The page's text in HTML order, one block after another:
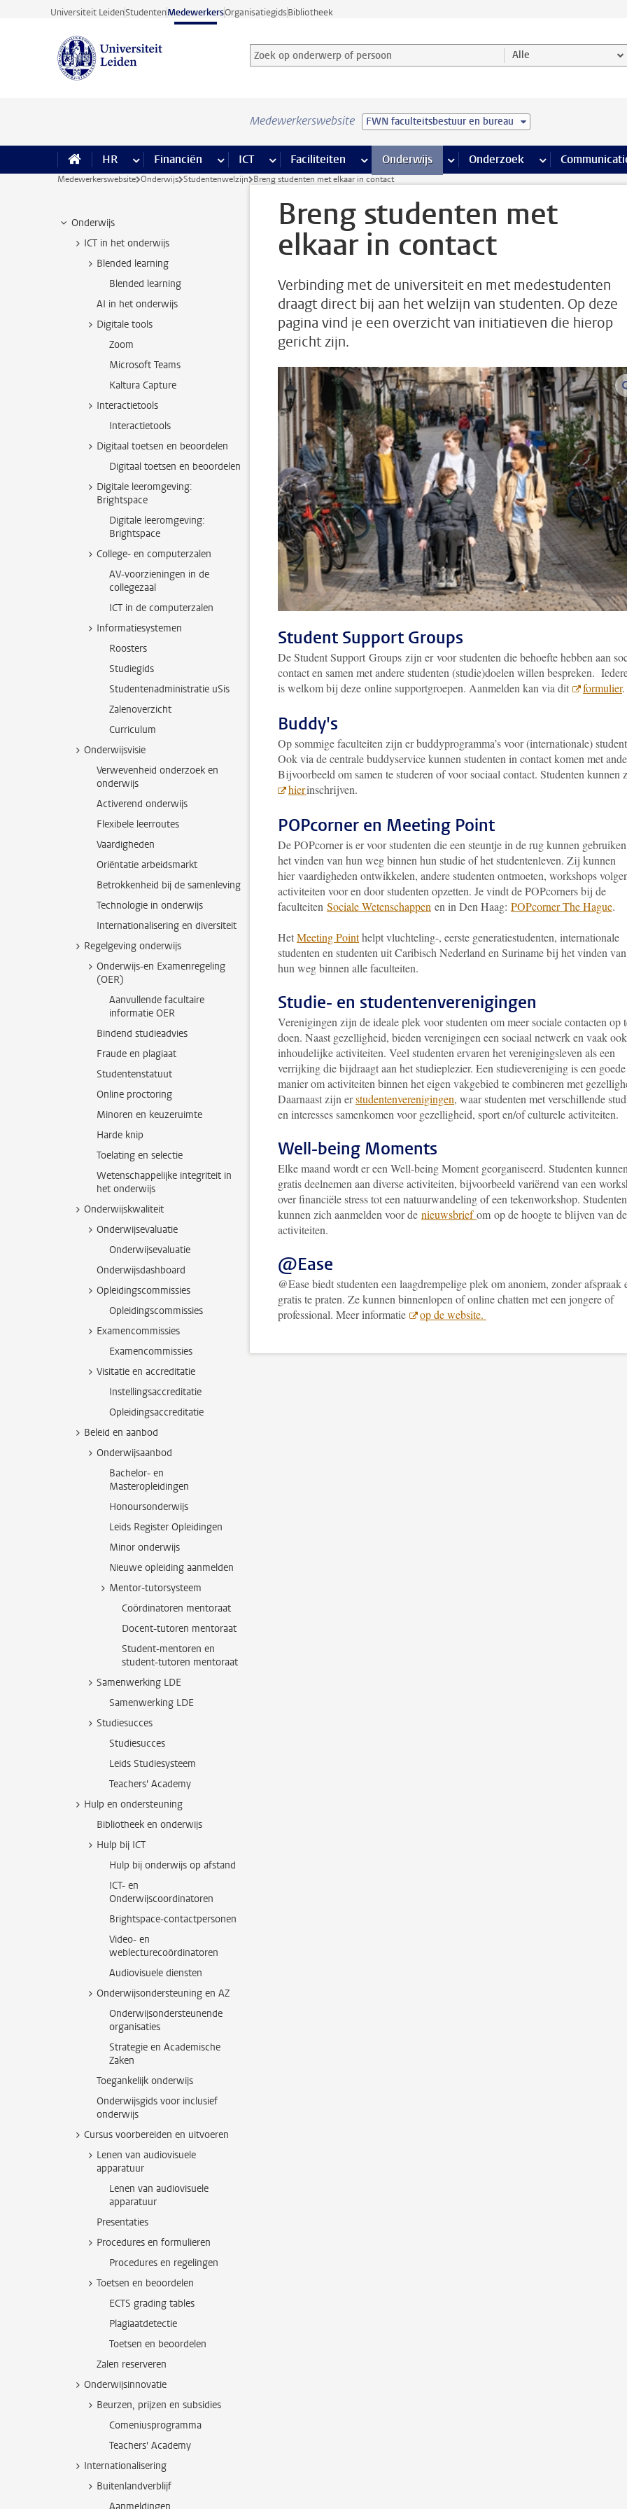
Ga direct naar de inhoud
Universiteit LeidenStudentenMedewerkersOrganisatiegidsBibliotheek
Zoek op onderwerp of persoon en selecteer categorie
Zoekterm Alle
Medewerkerswebsite FWN faculteitsbestuur en bureau
HR meer HR pagina’s
Financiën meer Financiën pagina’s
ICT meer ICT pagina’s
Faciliteiten meer Faciliteiten pagina’s
Onderwijs meer Onderwijs pagina’s
Onderzoek meer Onderzoek
Medewerkerswebsite Onderwijs Studentenwelzijn Breng studenten met elkaar in contact
Onderwijs
ICT in het onderwijs
Blended learning
Blended learning
AI in het onderwijs
Digitale tools
Zoom
Microsoft Teams
Kaltura Capture
Interactietools
Interactietools
Digitaal toetsen en beoordelen
Digitaal toetsen en beoordelen
Digitale leeromgeving:
Brightspace
Digitale leeromgeving:
Brightspace
College- en computerzalen
AV-voorzieningen in de
collegezaal
ICT in de computerzalen
Informatiesystemen
Roosters
Studiegids
Studentenadministratie uSis
Zalenoverzicht
Curriculum
Onderwijsvisie
Verwevenheid onderzoek en
onderwijs
Activerend onderwijs
Flexibele leerroutes
Vaardigheden
Oriëntatie arbeidsmarkt
Betrokkenheid bij de samenleving
Technologie in onderwijs
Internationalisering en diversiteit
Regelgeving onderwijs
Onderwijs-en Examenregeling
(OER)
Aanvullende facultaire
informatie OER
Bindend studieadvies
Fraude en plagiaat
Studentenstatuut
Online proctoring
Minoren en keuzeruimte
Harde knip
Toelating en selectie
Wetenschappelijke integriteit in
het onderwijs
Onderwijskwaliteit
Onderwijsevaluatie
Onderwijsevaluatie
Onderwijsdashboard
Opleidingscommissies
Opleidingscommissies
Examencommissies
Examencommissies
Visitatie en accreditatie
Instellingsaccreditatie
Opleidingsaccreditatie
Beleid en aanbod
Onderwijsaanbod
Bachelor- en
Masteropleidingen
Honoursonderwijs
Leids Register Opleidingen
Minor onderwijs
Nieuwe opleiding aanmelden
Mentor-tutorsysteem
Coördinatoren mentoraat
Docent-tutoren mentoraat
Student-mentoren en
student-tutoren mentoraat
Samenwerking LDE
Samenwerking LDE
Studiesucces
Studiesucces
Leids Studiesysteem
Teachers' Academy
Hulp en ondersteuning
Bibliotheek en onderwijs
Hulp bij ICT
Hulp bij onderwijs op afstand
ICT- en
Onderwijscoordinatoren
Brightspace-contactpersonen
Video- en
weblecturecoördinatoren
Audiovisuele diensten
Onderwijsondersteuning en AZ
Onderwijsondersteunende
organisaties
Strategie en Academische
Zaken
Toegankelijk onderwijs
Onderwijsgids voor inclusief
onderwijs
Cursus voorbereiden en uitvoeren
Lenen van audiovisuele
apparatuur
Lenen van audiovisuele
apparatuur
Presentaties
Procedures en formulieren
Procedures en regelingen
Toetsen en beoordelen
ECTS grading tables
Plagiaatdetectie
Toetsen en beoordelen
Zalen reserveren
Onderwijsinnovatie
Beurzen, prijzen en subsidies
Comeniusprogramma
Teachers' Academy
Internationalisering
Buitenlandverblijf
Breng studenten met
elkaar in contact
Verbinding met de universiteit en met medestudenten
draagt direct bij aan het welzijn van studenten. Op deze
pagina vind je een overzicht van initiatieven die hierop
gericht zijn.
Student Support Groups
De Student Support Groups zijn er voor studenten die behoefte hebben aan
contact en samen met andere studenten (studie)doelen willen bespreken.
is welkom bij deze online supportgroepen. Aanmelden kan via dit
formulier
Buddy's
Op sommige faculteiten zijn er buddyprogramma’s voor (internationale)
Ook via de centrale buddyservice kunnen studenten in contact komen met
Bijvoorbeeld om samen te studeren of voor sociaal contact. Studenten kunnen
hierinschrijven.
POPcorner en Meeting Point
De POPcorner is er voor studenten die een steuntje in de rug kunnen
het vinden van hun weg binnen hun studie of het studentenleven. Zij kunnen
hier vaardigheden ontwikkelen, andere studenten ontmoeten, workshops
activiteiten voor en door studenten opzetten. Je vindt de POPcorners bij de
faculteiten Sociale Wetenschappen en in Den Haag: POPcorner The Hague.
HetMeeting Pointhelpt vluchteling-, eerste generatiestudenten, internationale
studenten en studenten uit Caribisch Nederland en Suriname bij het vinden van
hun weg binnen alle faculteiten.
Studie- en studentenverenigingen
Verenigingen zijn de ideale plek voor studenten om meer sociale contacten op
doen. Naast gezelligheid, bieden verenigingen een sociaal netwerk en vaak ook
inhoudelijke activiteiten. Veel studenten ervaren het verenigingsleven als een
verrijking die bijdraagt aan het studieplezier. Een studievereniging is een goede
manier om activiteiten binnen het eigen vakgebied te combineren met
Daarnaast zijn erstudentenverenigingen, waar studenten met verschillende
en interesses samenkomen voor gezelligheid, sport en/of culturele activiteiten.
Well-being Moments
Elke maand wordt er een Well-being Moment georganiseerd. Studenten
gratis deelnemen aan diverse activiteiten, bijvoorbeeld variërend van een
over financiële stress tot een natuurwandeling of een tekenworkshop. Studenten
kunnen zich aanmelden voor de nieuwsbriefom op de hoogte te blijven van
activiteiten.
@Ease
@Ease biedt studenten een laagdrempelige plek om anoniem, zonder afspraak
gratis te praten. Ze kunnen binnenlopen of online chatten met een jongere of
professional. Meer informatie
op de website.